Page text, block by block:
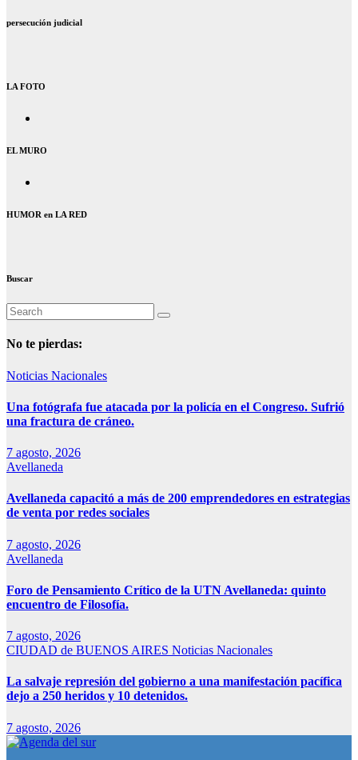
persecución judicial
LA FOTO
EL MURO
HUMOR en LA RED
Buscar
No te pierdas:
Noticias Nacionales
Una fotógrafa fue atacada por la policía en el Congreso. Sufrió
una fractura de cráneo.
7 agosto, 2026
Avellaneda
Avellaneda capacitó a más de 200 emprendedores en estrategias
de venta por redes sociales
7 agosto, 2026
Avellaneda
Foro de Pensamiento Crítico de la UTN Avellaneda: quinto
encuentro de Filosofía.
7 agosto, 2026
CIUDAD de BUENOS AIRES Noticias Nacionales
La salvaje represión del gobierno a una manifestación pacífica
dejo a 250 heridos y 10 detenidos.
7 agosto, 2026